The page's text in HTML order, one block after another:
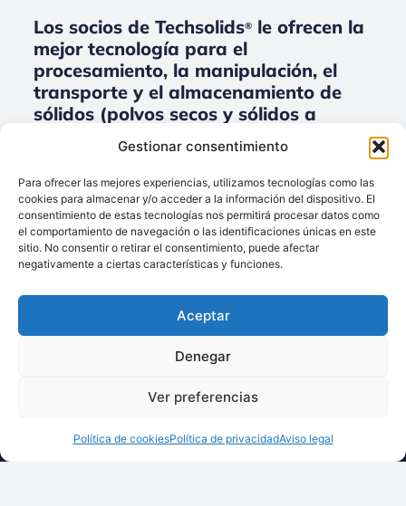
Gestionar consentimiento
Para ofrecer las mejores experiencias, utilizamos tecnologías como las
cookies para almacenar y/o acceder a la información del dispositivo. El
consentimiento de estas tecnologías nos permitirá procesar datos como
el comportamiento de navegación o las identificaciones únicas en este
sitio. No consentir o retirar el consentimiento, puede afectar
negativamente a ciertas características y funciones.
Aceptar
Denegar
Ver preferencias
Política de cookiesPolítica de privacidadAviso legal
Los socios de Techsolids®le ofrecen la
mejor tecnología para el
procesamiento, la manipulación, el
transporte y el almacenamiento de
sólidos (polvos secos y sólidos a
granel) para Accesorios.
Techsolids®está
empresas que
servicios para el
procesamiento de
Llámenos:
+34 93 238 68 68
Dónde estamos:
C/ Francisco Giner,
08012 Barcelona
Escríbanos:
info@techsolids.com
Síganos en redes